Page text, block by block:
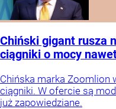
Chiński gigant rusza
ciągniki o mocy
Chińska marka Zoomlion
ciągniki. W ofercie są
już zapowiedziane.